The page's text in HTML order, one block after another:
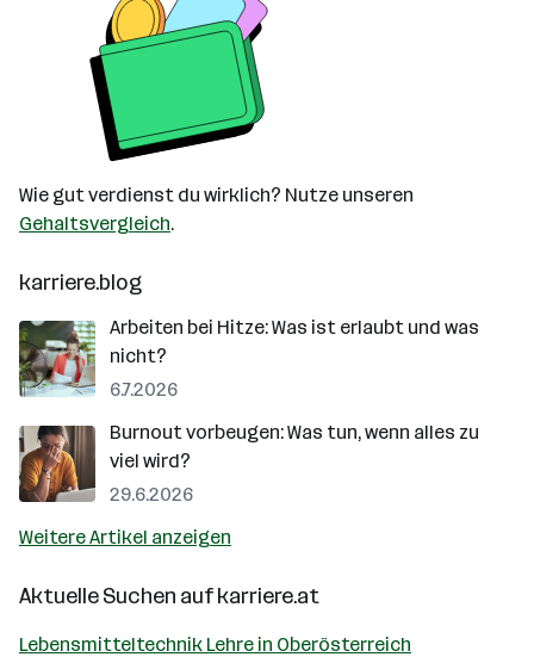
Wie gut verdienst du wirklich? Nutze unseren
Gehaltsvergleich.
karriere.blog
Arbeiten bei Hitze: Was ist erlaubt und was
nicht?
6.7.2026
Burnout vorbeugen: Was tun, wenn alles zu
viel wird?
29.6.2026
Weitere Artikel anzeigen
Aktuelle Suchen aufkarriere.at
Lebensmitteltechnik Lehre in Oberösterreich